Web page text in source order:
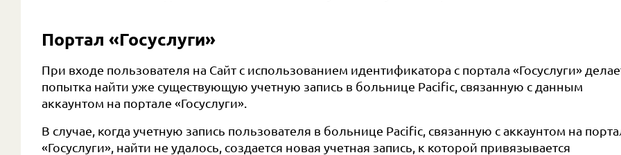
Портал «Госуслуги»
При входе пользователя на Сайт с использованием идентификатора с портала «Госуслуги»
попытка найти уже существующую учетную запись в больнице Pacific, связанную с данным
аккаунтом на портале «Госуслуги».
В случае, когда учетную запись пользователя в больнице Pacific, связанную с аккаунтом на
«Госуслуги», найти не удалось, создается новая учетная запись, к которой привязывается